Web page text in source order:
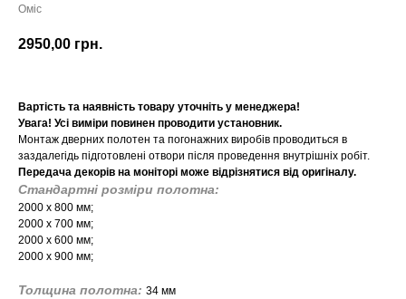
Оміс
2950,00 грн.
Вартість та наявність товару уточніть у менеджера!
Увага! Усі виміри повинен проводити установник.
Монтаж дверних полотен та погонажних виробів проводиться в
заздалегідь підготовлені отвори після проведення внутрішніх робіт.
Передача декорів на моніторі може відрізнятися від оригіналу.
Стандартні розміри полотна:
2000 х 800 мм;
2000 х 700 мм;
2000 х 600 мм;
2000 х 900 мм;
Толщина полотна: 34 мм